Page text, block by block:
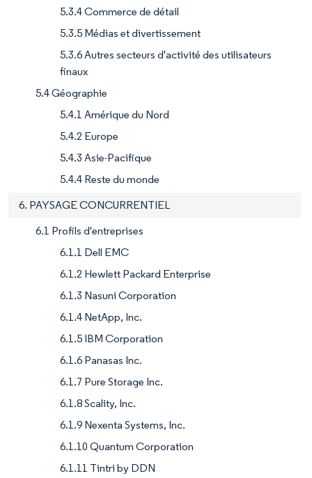
5.3.4 Commerce de détail
5.3.5 Médias et divertissement
5.3.6 Autres secteurs d'activité des utilisateurs
finaux
5.4 Géographie
5.4.1 Amérique du Nord
5.4.2 Europe
5.4.3 Asie-Pacifique
5.4.4 Reste du monde
6. PAYSAGE CONCURRENTIEL
6.1 Profils d'entreprises
6.1.1 Dell EMC
6.1.2 Hewlett Packard Enterprise
6.1.3 Nasuni Corporation
6.1.4 NetApp, Inc.
6.1.5 IBM Corporation
6.1.6 Panasas Inc.
6.1.7 Pure Storage Inc.
6.1.8 Scality, Inc.
6.1.9 Nexenta Systems, Inc.
6.1.10 Quantum Corporation
6.1.11 Tintri by DDN